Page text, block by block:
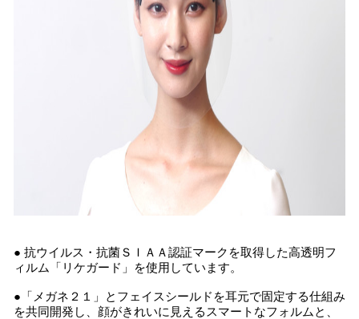
● 抗ウイルス・抗菌ＳＩＡＡ認証マークを取得した高透明フ
ィルム「リケガード」を使用しています。
●「メガネ２１」とフェイスシールドを耳元で固定する仕組み
を共同開発し、顔がきれいに見えるスマートなフォルムと、